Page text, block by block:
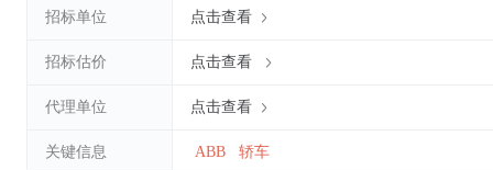
招标单位 点击查看
招标估价 点击查看
代理单位 点击查看
关键信息 ABB 轿车